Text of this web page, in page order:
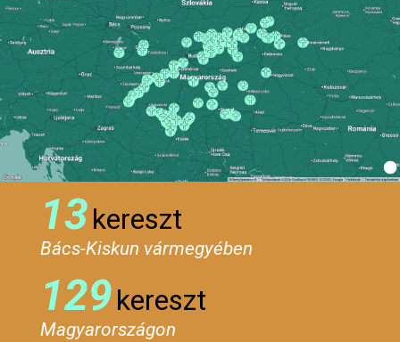
13kereszt
Bács-Kiskun vármegyében
129kereszt
Magyarországon